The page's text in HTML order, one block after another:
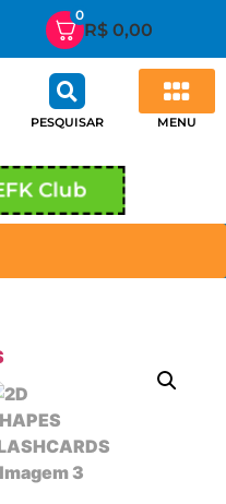
0
R$ 0,00
PESQUISAR MENU
Club